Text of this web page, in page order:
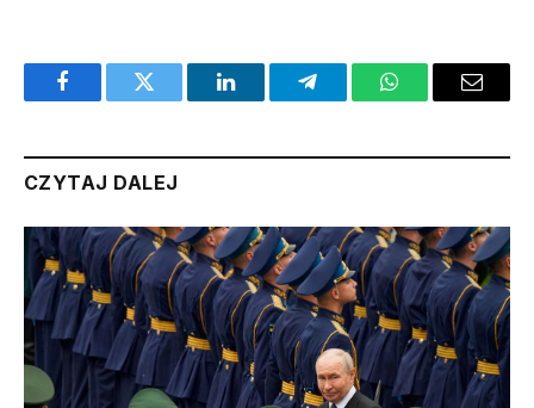
FacebookTwitter LinkedInTelegramWhatsAppEmail
CZYTAJ DALEJ